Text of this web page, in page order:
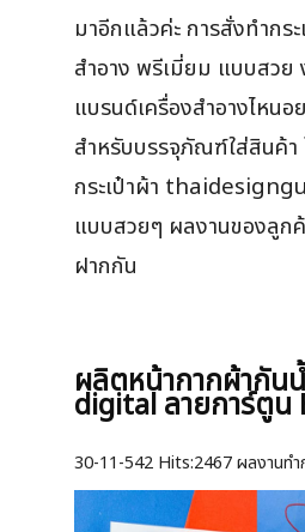
มาอีกแล้วค่ะ การสั่งทำกระ
สำอาง พรีเมี่ยม แบบสวย
แบรนด์เครื่องสำอางไหนอ
สำหรับบรรจุภัณฑ์ใส่สินค้า
กระเป๋าผ้า
แบบสวยๆ ผลงานของลูก
ฝากกัน
ผลิตหน้ากากผ้ากัน
digital ลายการ์ตูน
30-11-542 Hits:2467 ผลงานทำ